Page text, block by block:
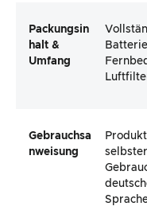
Packungsin
halt &
Umfang
Gebrauchsa
nweisung